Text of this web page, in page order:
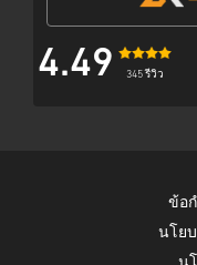
4.49 345 รีวิว
ข้อ
นโย